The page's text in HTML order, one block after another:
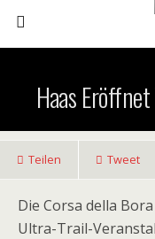
Haas
Teilen Tweet
Die Corsa della
Ultra-Trail-